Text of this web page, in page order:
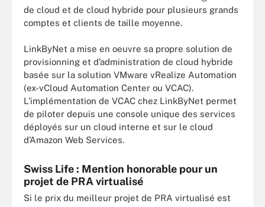
de cloud et de cloud hybride pour plusieurs grands
comptes et clients de taille moyenne.
LinkByNet a mise en oeuvre sa propre solution de
provisionning et d’administration de cloud hybride
basée sur la solution VMware vRealize Automation
(ex-vCloud Automation Center ou VCAC).
L’implémentation de VCAC chez LinkByNet permet
de piloter depuis une console unique des services
déployés sur un cloud interne et sur le cloud
d’Amazon Web Services.
Swiss Life : Mention honorable pour un
projet de PRA virtualisé
Si le prix du meilleur projet de PRA virtualisé est